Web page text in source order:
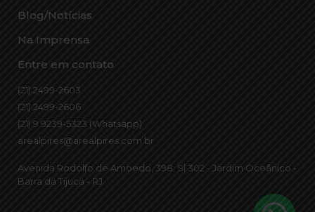
Blog/Notícias
Na Imprensa
Entre em contato
(21) 2499-2603
(21) 2499-2606
(21) 9 9239-5323 (Whatsapp)
arealpires@arealpires.com.br
Avenida Rodolfo de Amoedo, 398. Sl 302 - Jardim Oceânico -
Barra da Tijuca - RJ